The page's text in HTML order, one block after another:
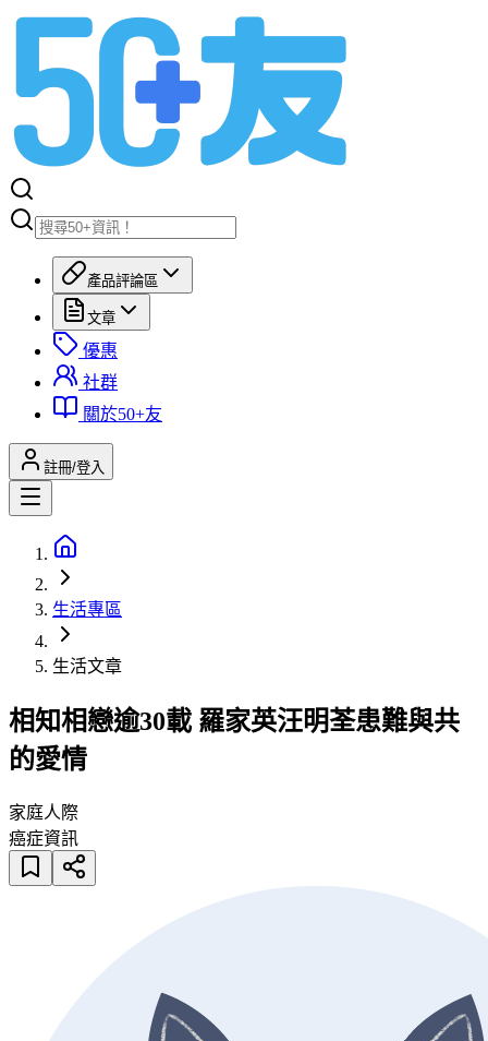
產品評論區
文章
優惠
社群
關於50+友
註冊/登入
生活專區
生活文章
相知相戀逾30載 羅家英汪明荃患難與共
的愛情
家庭人際
癌症資訊